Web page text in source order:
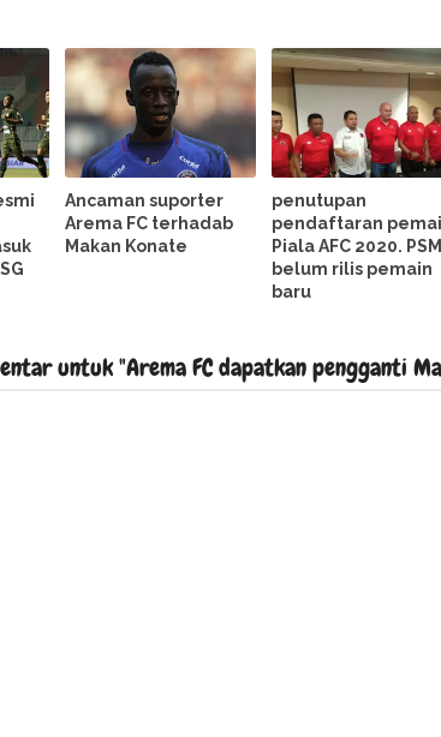
Ancaman suporter
Arema FC terhadab
Makan Konate
penutupan
pendaftaran
Piala AFC 2020. PSM
belum rilis pemain
baru
untuk "Arema FC dapatkan pengganti